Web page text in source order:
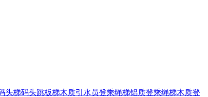
头梯码头跳板梯木质引水员登乘绳梯铝质登乘绳梯木质登